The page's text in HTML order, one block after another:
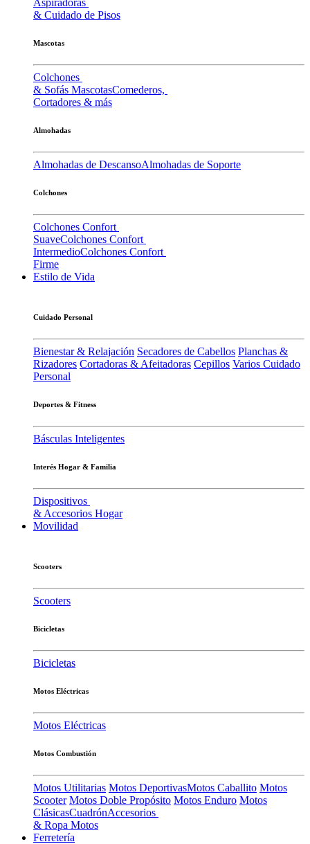
Aspiradoras
& Cuidado de Pisos
Mascotas
Colchones
& Sofás MascotasComederos,
Cortadores & más
Almohadas
Almohadas de DescansoAlmohadas de Soporte
Colchones
Colchones Confort
SuaveColchones Confort
IntermedioColchones Confort
Firme
Estilo de Vida
Cuidado Personal
Bienestar & Relajación Secadores de Cabellos Planchas &
Rizadores Cortadoras & Afeitadoras Cepillos Varios Cuidado
Personal
Deportes & Fitness
Básculas Inteligentes
Interés Hogar & Familia
Dispositivos
& Accesorios Hogar
Movilidad
Scooters
Scooters
Bicicletas
Bicicletas
Motos Eléctricas
Motos Eléctricas
Motos Combustión
Motos Utilitarias Motos DeportivasMotos Caballito Motos
Scooter Motos Doble Propósito Motos Enduro Motos
ClásicasCuadrónAccesorios
& Ropa Motos
Ferretería